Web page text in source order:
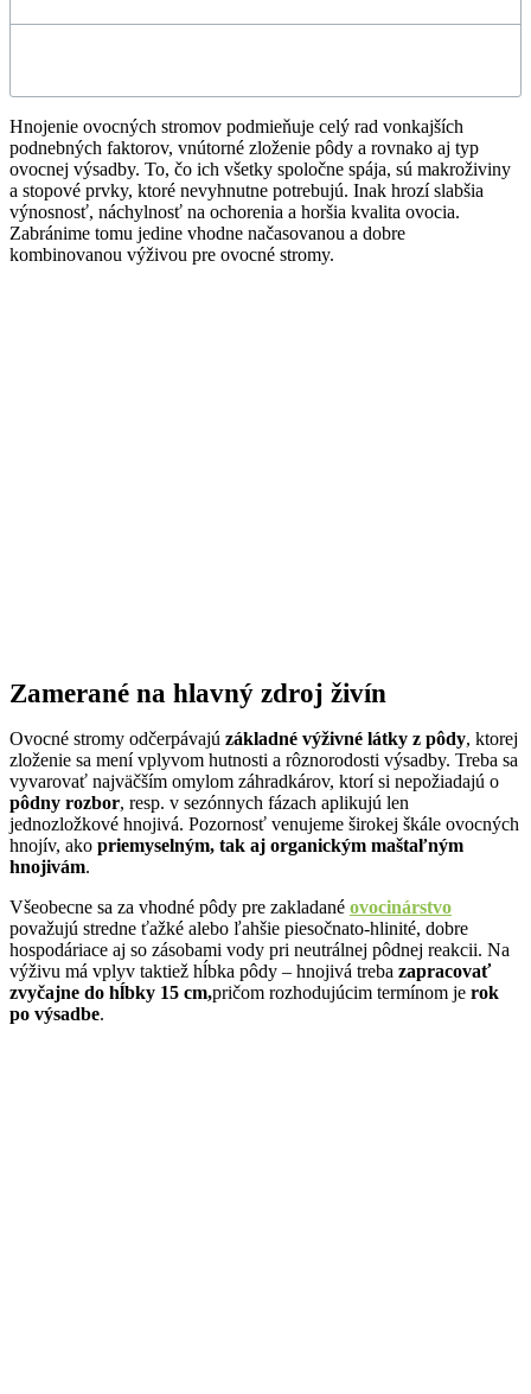
Hnojenie ovocných stromov podmieňuje celý rad vonkajších
podnebných faktorov, vnútorné zloženie pôdy a rovnako aj typ
ovocnej výsadby. To, čo ich všetky spoločne spája, sú makroživiny
a stopové prvky, ktoré nevyhnutne potrebujú. Inak hrozí slabšia
výnosnosť, náchylnosť na ochorenia a horšia kvalita ovocia.
Zabránime tomu jedine vhodne načasovanou a dobre
kombinovanou výživou pre ovocné stromy.
Zamerané na hlavný zdroj živín
Ovocné stromy odčerpávajú základné výživné látky z pôdy, ktorej
zloženie sa mení vplyvom hutnosti a rôznorodosti výsadby. Treba sa
vyvarovať najväčším omylom záhradkárov, ktorí si nepožiadajú o
pôdny rozbor, resp. v sezónnych fázach aplikujú len
jednozložkové hnojivá. Pozornosť venujeme širokej škále ovocných
hnojív, ako priemyselným, tak aj organickým maštaľným
hnojivám.
Všeobecne sa za vhodné pôdy pre zakladané ovocinárstvo
považujú stredne ťažké alebo ľahšie piesočnato-hlinité, dobre
hospodáriace aj so zásobami vody pri neutrálnej pôdnej reakcii. Na
výživu má vplyv taktiež hĺbka pôdy – hnojivá treba zapracovať
zvyčajne do hĺbky 15 cm,pričom rozhodujúcim termínom je rok
po výsadbe.